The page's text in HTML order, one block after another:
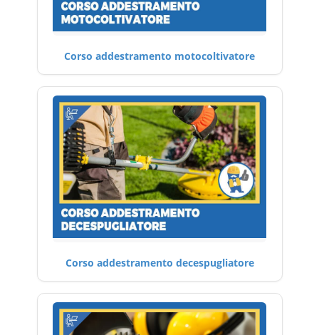
Corso addestramento motocoltivatore
Corso addestramento decespugliatore